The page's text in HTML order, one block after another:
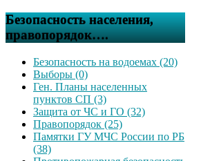
Безопасность населения,
правопорядок….
Безопасность на водоемах (20)
Выборы (0)
Ген. Планы населенных
пунктов СП (3)
Защита от ЧС и ГО (32)
Правопорядок (25)
Памятки ГУ МЧС России по РБ
(38)